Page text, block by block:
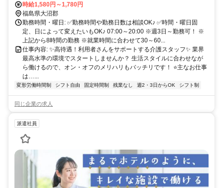
額支給 ＊車通勤・バイク通勤OK（ガソリン代支給） ＊自転車通勤
OK
時給1,580円～1,780円
福島県大沼郡
勤務時間・曜日: ✅勤務時間や勤務日数は相談OK♪ ✅時間・曜日固
定、日によって変えたいもOK♪ 07:00～20:00 ※週3日～勤務可！ ※
上記から8時間の勤務 ※就業時間に合わせて30～60...
仕事内容: ✨高待遇！利用者さんをサポートする介護スタッフ✨ 業界
最高水準の環境でスタートしませんか？ 生活スタイルに合わせなが
ら働けるので、オン・オフのメリハリもバッチリです！ ⭐主なお仕事
は…...
変形労働時間制 シフト自由 固定時間制 残業なし 週2・3日からOK シフト制
同じ企業の求人
派遣社員